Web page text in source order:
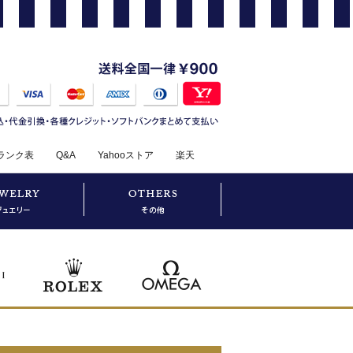
ンク表 Q&A Yahooストア 楽天